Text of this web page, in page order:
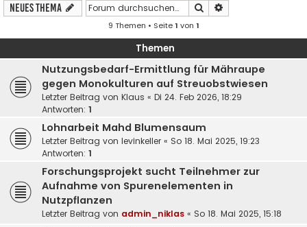
Neues Thema Suche
9 Themen • Seite1 von 1
Themen
Nutzungsbedarf-Ermittlung für Mähraupe
gegen Monokulturen auf Streuobstwiesen
Letzter Beitrag von Klaus « Di 24. Feb 2026, 18:29
Antworten: 1
Lohnarbeit Mahd Blumensaum
Letzter Beitrag von levinkeller « So 18. Mai 2025, 19:23
Antworten: 1
Forschungsprojekt sucht Teilnehmer zur
Aufnahme von Spurenelementen in
Nutzpflanzen
Letzter Beitrag von admin_niklas « So 18. Mai 2025, 15:18